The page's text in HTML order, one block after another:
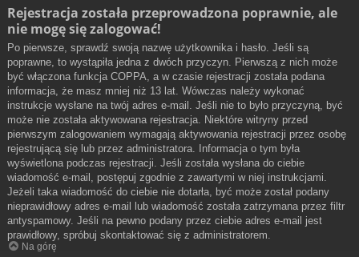
Rejestracja została przeprowadzona poprawnie, ale
nie mogę się zalogować!
Po pierwsze, sprawdź swoją nazwę użytkownika i hasło. Jeśli są
poprawne, to wystąpiła jedna z dwóch przyczyn. Pierwszą z nich może
być włączona funkcja COPPA, a w czasie rejestracji została podana
informacja, że masz mniej niż 13 lat. Wówczas należy wykonać
instrukcje wysłane na twój adres e-mail. Jeśli nie to było przyczyną, być
może nie została aktywowana rejestracja. Niektóre witryny przed
pierwszym zalogowaniem wymagają aktywowania rejestracji przez osobę
rejestrującą się lub przez administratora. Informacja o tym była
wyświetlona podczas rejestracji. Jeśli została wysłana do ciebie
wiadomość e-mail, postępuj zgodnie z zawartymi w niej instrukcjami.
Jeżeli taka wiadomość do ciebie nie dotarła, być może został podany
nieprawidłowy adres e-mail lub wiadomość została zatrzymana przez filtr
antyspamowy. Jeśli na pewno podany przez ciebie adres e-mail jest
prawidłowy, spróbuj skontaktować się z administratorem.
Na górę